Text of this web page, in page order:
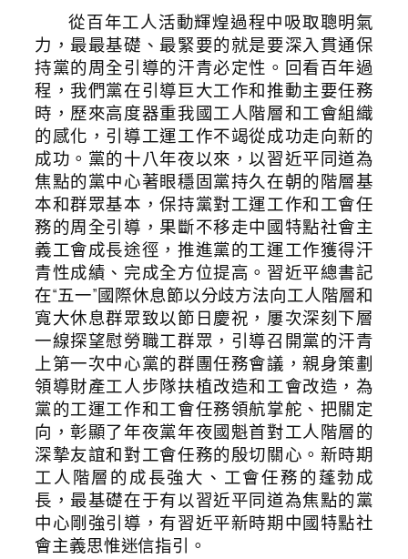
從百年工人活動輝煌過程中吸取聰明氣
力，最最基礎、最緊要的就是要深入貫通保
持黨的周全引導的汗青必定性。回看百年過
程，我們黨在引導巨大工作和推動主要任務
時，歷來高度器重我國工人階層和工會組織
的感化，引導工運工作不竭從成功走向新的
成功。黨的十八年夜以來，以習近平同道為
焦點的黨中心著眼穩固黨持久在朝的階層基
本和群眾基本，保持黨對工運工作和工會任
務的周全引導，果斷不移走中國特點社會主
義工會成長途徑，推進黨的工運工作獲得汗
青性成績、完成全方位提高。習近平總書記
在“五一”國際休息節以分歧方法向工人階層和
寬大休息群眾致以節日慶祝，屢次深刻下層
一線探望慰勞職工群眾，引導召開黨的汗青
上第一次中心黨的群團任務會議，親身策劃
領導財產工人步隊扶植改造和工會改造，為
黨的工運工作和工會任務領航掌舵、把關定
向，彰顯了年夜黨年夜國魁首對工人階層的
深摯友誼和對工會任務的殷切關心。新時期
工人階層的成長強大、工會任務的蓬勃成
長，最基礎在于有以習近平同道為焦點的黨
中心剛強引導，有習近平新時期中國特點社
會主義思惟迷信指引。